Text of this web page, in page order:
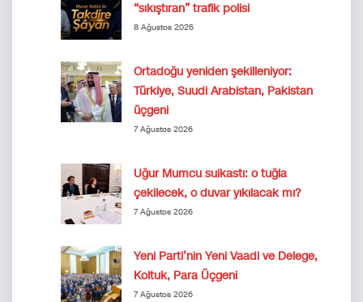
“sıkıştıran” trafik polisi
8 Ağustos 2026
Ortadoğu yeniden şekilleniyor:
Türkiye, Suudi Arabistan, Pakistan
üçgeni
7 Ağustos 2026
Uğur Mumcu suikastı: o tuğla
çekilecek, o duvar yıkılacak mı?
7 Ağustos 2026
Yeni Parti’nin Yeni Vaadi ve Delege,
Koltuk, Para Üçgeni
7 Ağustos 2026